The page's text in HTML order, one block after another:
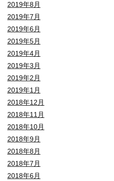
2019年8月
2019年7月
2019年6月
2019年5月
2019年4月
2019年3月
2019年2月
2019年1月
2018年12月
2018年11月
2018年10月
2018年9月
2018年8月
2018年7月
2018年6月